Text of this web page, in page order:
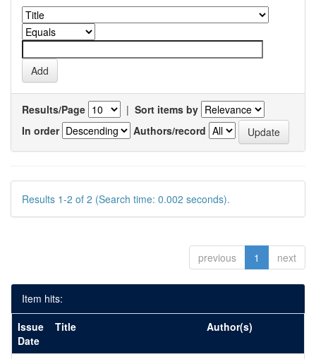
Results/Page | Sort items by
In order
Authors/record
Results 1-2 of 2 (Search time: 0.002 seconds).
previous 1 next
Item hits:
Issue
Date
Title Author(s)